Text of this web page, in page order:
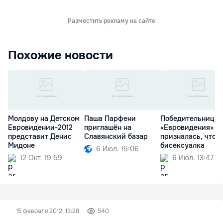
Разместить рекламу на сайте
Похожие новости
Молдову на Детском
Евровидении-2012
представит Денис
Мидоне
12 Окт. 19:59
Паша Парфени
приглашён на
Славянский базар
6 Июл. 15:06
Победительница
«Евровидения»
призналась, что
бисексуалка
6 Июл. 13:47
15 февраля 2012, 13:28 540